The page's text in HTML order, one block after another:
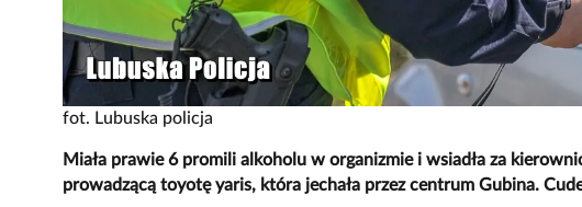
fot. Lubuska policja
Miała prawie 6 promili alkoholu w organizmie i wsiadła za
prowadzącą toyotę yaris, która jechała przez centrum Gubina.